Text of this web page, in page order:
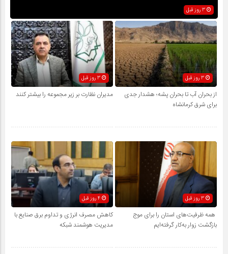
3 روز قبل
از بحران آب تا بحران پشه؛ هشدار جدی
برای شرق کرمانشاه
مدیران نظارت بر زیر مجموعه را بیشتر کنند
3 روز قبل
همه ظرفیت‌های استان را برای موج
بازگشت زوار به‌کار گرفته‌ایم
کاهش مصرف انرژی و تداوم برق صنایع با
مدیریت هوشمند شبکه